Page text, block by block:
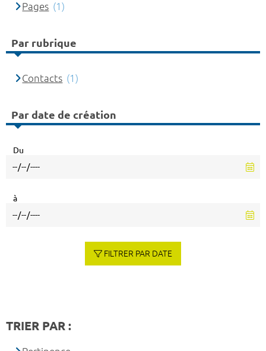
Pages (1)
Par rubrique
Contacts (1)
Par date de création
Du
à
FILTRER PAR DATE
TRIER PAR :